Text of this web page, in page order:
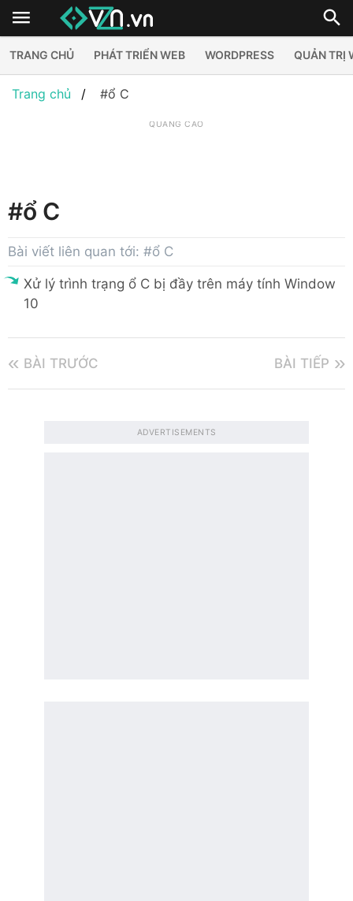
TRANG CHỦ PHÁT TRIỂN WEB WORDPRESS QUẢN TRỊ
Trang chủ #ổ C
QUẢNG CÁO
#ổ C
Bài viết liên quan tới: #ổ C
Xử lý trình trạng ổ C bị đầy trên máy tính Window
10
BÀI TRƯỚC BÀI TIẾP
ADVERTISEMENTS